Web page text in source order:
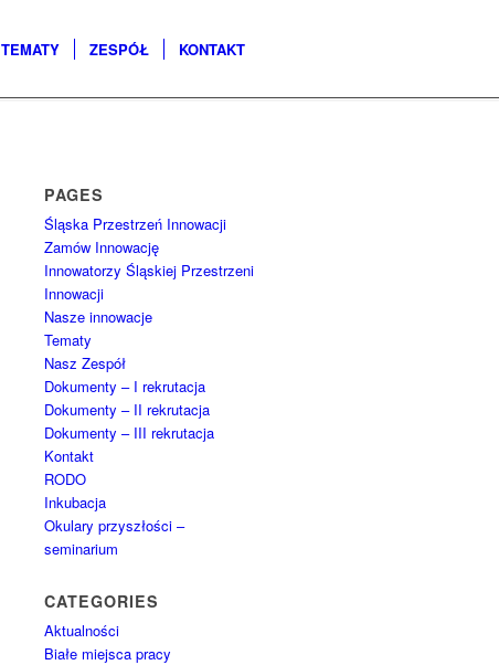
TEMATY ZESPÓŁ KONTAKT
PAGES
Śląska Przestrzeń Innowacji
Zamów Innowację
Innowatorzy Śląskiej Przestrzeni
Innowacji
Nasze innowacje
Tematy
Nasz Zespół
Dokumenty – I rekrutacja
Dokumenty – II rekrutacja
Dokumenty – III rekrutacja
Kontakt
RODO
Inkubacja
Okulary przyszłości –
seminarium
CATEGORIES
Aktualności
Białe miejsca pracy